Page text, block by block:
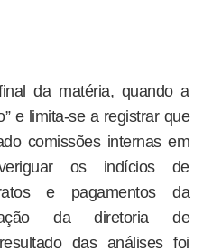
da matéria, quando a
e limita-se a registrar que
comissões internas em
os indícios de
e pagamentos da
da diretoria de
das análises foi